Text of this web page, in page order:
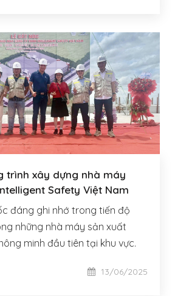
trình xây dựng nhà máy
Safety Việt Nam
đáng ghi nhớ trong tiến độ
những nhà máy sản xuất
minh đầu tiên tại khu vực.
13/06/2025